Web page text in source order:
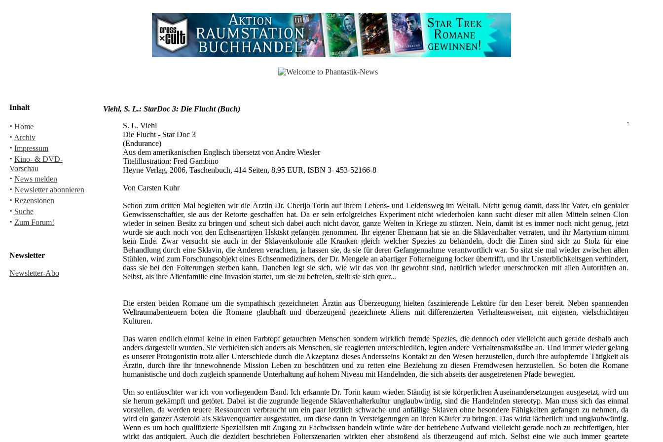
Inhalt
· Home
· Archiv
· Impressum
· Kino- & DVD-
Vorschau
· News melden
· Newsletter abonnieren
· Rezensionen
· Suche
· Zum Forum!
Newsletter
Newsletter-Abo
Viehl, S. L.: StarDoc 3: Die Flucht (Buch)
S. L. Viehl
Die Flucht - Star Doc 3
(Endurance)
Aus dem amerikanischen Englisch übersetzt von Andre Wiesler
Titelillustration: Fred Gambino
Heyne Verlag, 2006, Taschenbuch, 414 Seiten, 8,95 EUR, ISBN 3- 453-52166-8
Von Carsten Kuhr
Schon zum dritten Mal begleiten wir die Ärztin Dr. Cherijo Torin auf ihrem Lebens- und Leidensweg im Weltall. Nicht genug damit, dass ihr Vater, ein genialer
Genwissenschaftler, sie aus der Retorte geschaffen hat. Da er sein erfolgreiches Experiment nicht wiederholen kann sucht dieser mit allen Mitteln seinen Clon
wieder in seinen Besitz zu bringen und scheut sich dabei auch nicht davor, ganze Welten in Kriege zu stürzen. Nein, damit ist es immer noch nicht genug, jetzt
wurde sie auch noch von den Echsenartigen Hsktskt gefangen genommen. Ihr eigener Ehemann hat sie an die Sklavenhalter verraten, und ihr Martyrium nimmt
kein Ende. Zwar versucht sie auch in der Sklavenkolonie alle Kranken gleich welcher Spezies zu behandeln, doch die Einen sind sich zu Stolz für eine
Behandlung durch eine Sklavin, die Anderen verachten, ja hassen sie, da sie für deren Gefangennahme verantwortlich war. So sitzt sie mal wieder zwischen allen
Stühlen, wird zum Forschungsobjekt eines Echsenmediziners, der Dr. Mengele an abartiger Folterneigung locker übertrifft, und ihr Unsterblichkeitsgen verhindert,
dass sie bei den Folterungen sterben kann. Daneben legt sie sich, wie wir das von ihr gewohnt sind, natürlich wieder unerschrocken mit allen Autoritäten an.
Selbst, als ihre Alienfamilie eine Invasion startet, um sie zu befreien, stellt sie sich quer...
Die ersten beiden Romane um die sympathisch gezeichneten Ärztin aus Überzeugung hielten faszinierende Lektüre für den Leser bereit. Neben spannenden
Weltraumabenteuern boten die Romane glaubhaft und überzeugend gezeichnete Aliens mit differenzierten Verhaltensweisen, mit eigenen, vielschichtigen
Kulturen.
Das waren endlich einmal keine in einen Farbtopf getauchten Menschen sondern wirklich fremde Spezies, die dennoch oder vielleicht auch gerade deshalb auch
anders dargestellt wurden. Sie verhielten sich anders als Menschen, sie reagierten unterschiedlich, legten andere Verhaltensmaßstäbe an. Und immer wieder gelang
es unserer Protagonistin trotz aller Unterschiede durch die Akzeptanz dieses Andersseins Kontakt zu den Wesen herzustellen, durch ihre aufopfernde Tätigkeit als
Ärztin, durch ihre ihr innewohnende Mission Leben zu beschützen und zu retten eine Beziehung zu diesen Fremdwesen herzustellen. So boten die Romane
humanistische und doch zugleich spannende Unterhaltung auf hohem Niveau mit Handelnden, die sich abseits der ausgetretenen Pfade bewegten.
Um so enttäuschter war ich von vorliegendem Band. Ich erkannte Dr. Torin kaum wieder. Ständig ist sie körperlichen Auseinandersetzungen ausgesetzt, wird um
sie herum gekämpft und getötet. Dabei ist die zugrunde liegende Sklavenhalterkultur unglaubwürdig, sind die Handelnden stereotyp. Man muss sich das einmal
vorstellen, da werden teuere Ressourcen verbraucht um ein paar letztlich schwache und anfällige Sklaven ohne besondere Fähigkeiten gefangen zu nehmen, da
wird ein ganzer Asteroid als Sklavenquartier ausgestattet, um diese dann in Versteigerungen an ihren Käufer zu bringen. Das wirkt lächerlich und unglaubwürdig.
Wenn es um hoch qualifizierte Spezialisten mit Zugang zu Fachwissen handeln würde wäre der betriebene Aufwand vielleicht gerade noch zu rechtfertigen, hier
wirkt das antiquiert. Auch die dezidiert beschrieben Folterszenarien wirkten eher abstoßend als überzeugend auf mich. Selbst eine wie auch immer geartete